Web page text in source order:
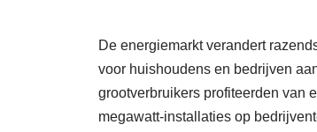
De energiemarkt verandert
voor huishoudens en bedrijven
grootverbruikers profiteerden van
megawatt-installaties op